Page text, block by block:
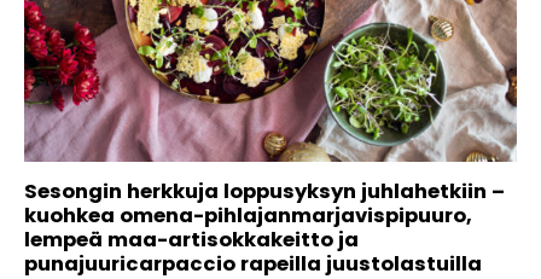
Sesongin herkkuja loppusyksyn juhlahetkiin –
kuohkea omena-pihlajanmarjavispipuuro,
lempeä maa-artisokkakeitto ja
punajuuricarpaccio rapeilla juustolastuilla